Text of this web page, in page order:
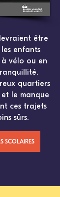
être
les enfants
vélo ou en
quartiers
le manque
ces trajets
sûrs.
SCOLAIRES